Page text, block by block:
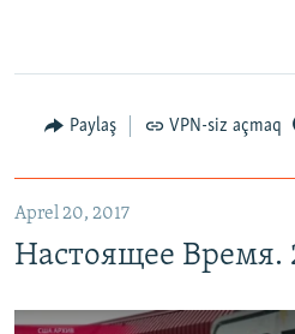
Paylaş VPN-siz açmaq
Aprel 20, 2017
Настоящее Время.